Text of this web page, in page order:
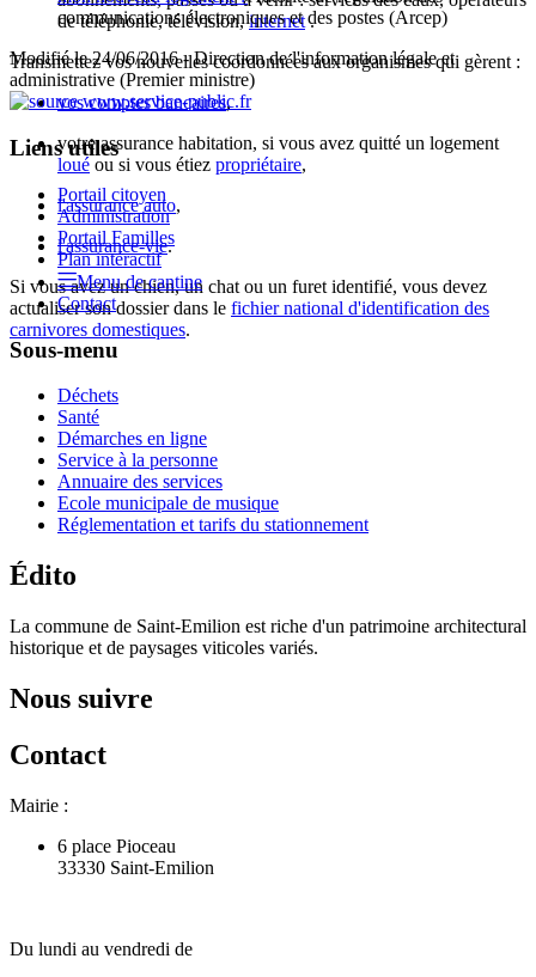
de téléphonie, télévision,internet.
Transmettez vos nouvelles coordonnées aux organismes qui gèrent :
vos comptes bancaires,
votre assurance habitation, si vous avez quitté un logement
loué ou si vous étiez propriétaire,
l'assurance auto,
l'assurance-vie.
Si vous avez un chien, un chat ou un furet identifié, vous devez
actualiser son dossier dans le fichier national d'identification des
carnivores domestiques.
communications électroniques et des postes (Arcep)
Modifié le 24/06/2016 - Direction de l'information légale et
administrative (Premier ministre)
Liens utiles
Portail citoyen
Administration
Portail Familles
Plan intéractif
Menu de cantine
Contact
Sous-menu
Déchets
Santé
Démarches en ligne
Service à la personne
Annuaire des services
Ecole municipale de musique
Réglementation et tarifs du stationnement
Édito
La commune de Saint-Emilion est riche d'un patrimoine architectural
historique et de paysages viticoles variés.
Nous suivre
Contact
Mairie :
6 place Pioceau
33330 Saint-Emilion
Du lundi au vendredi de